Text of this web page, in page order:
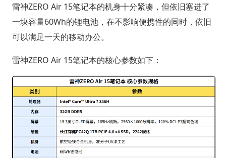
雷神ZERO Air 15笔记本的机身十分紧凑，但依旧塞进了
一块容量60Wh的锂电池，在不影响便携性的同时，依旧
可以满足一天的移动办公。
雷神ZERO Air 15笔记本的核心参数如下：